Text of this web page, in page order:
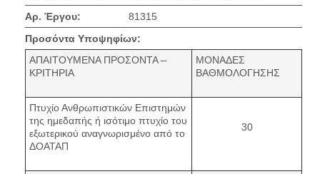
Αρ. Έργου:
81315
Προσόντα Υποψηφίων:
ΑΠΑΙΤΟΥΜΕΝΑ ΠΡΟΣΟΝΤΑ –
ΚΡΙΤΗΡΙΑ
ΜΟΝΑΔΕΣ
ΒΑΘΜΟΛΟΓΗΣΗΣ
Πτυχίο Ανθρωπιστικών Επιστημών
της ημεδαπής ή ισότιμο πτυχίο του
εξωτερικού αναγνωρισμένο από το
ΔΟΑΤΑΠ
30